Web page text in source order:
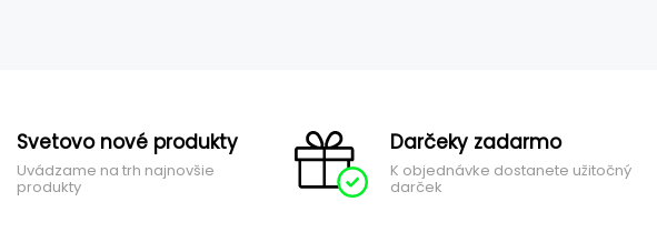
Svetovo nové produkty
Uvádzame na trh najnovšie
produkty
Darčeky zadarmo
K objednávke dostanete užitočný
darček